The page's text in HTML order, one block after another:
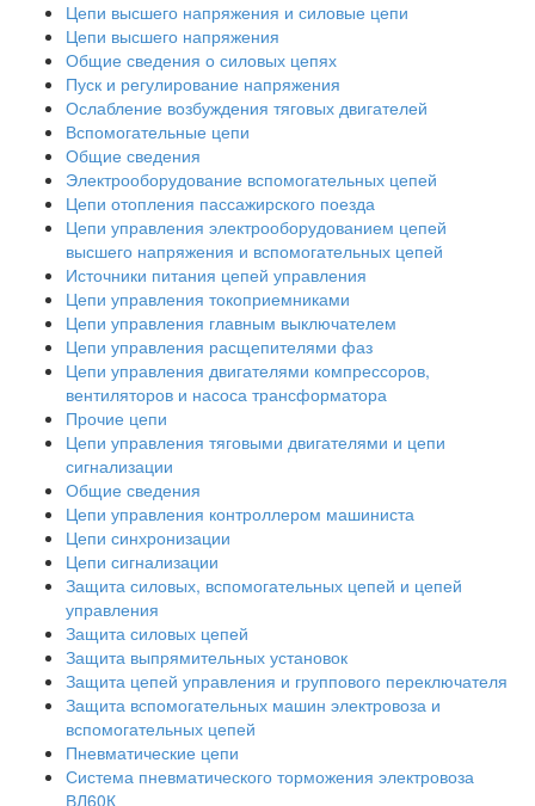
Цепи высшего напряжения и силовые цепи
Цепи высшего напряжения
Общие сведения о силовых цепях
Пуск и регулирование напряжения
Ослабление возбуждения тяговых двигателей
Вспомогательные цепи
Общие сведения
Электрооборудование вспомогательных цепей
Цепи отопления пассажирского поезда
Цепи управления электрооборудованием цепей
высшего напряжения и вспомогательных цепей
Источники питания цепей управления
Цепи управления токоприемниками
Цепи управления главным выключателем
Цепи управления расщепителями фаз
Цепи управления двигателями компрессоров,
вентиляторов и насоса трансформатора
Прочие цепи
Цепи управления тяговыми двигателями и цепи
сигнализации
Общие сведения
Цепи управления контроллером машиниста
Цепи синхронизации
Цепи сигнализации
Защита силовых, вспомогательных цепей и цепей
управления
Защита силовых цепей
Защита выпрямительных установок
Защита цепей управления и группового переключателя
Защита вспомогательных машин электровоза и
вспомогательных цепей
Пневматические цепи
Система пневматического торможения электровоза
ВЛ60К